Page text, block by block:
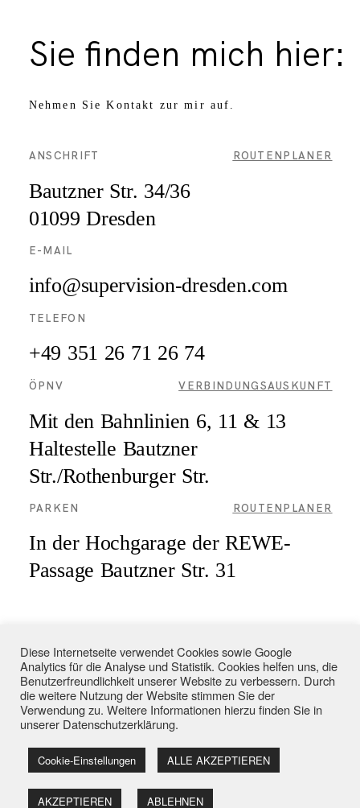
ÖPNV
ANSCHRIFT
Sie finden mich hier:
VERBINDUNGSAUSKUNFT
ROUTENPLANER
Mit den Bahnlinien 6, 11 & 13
Haltestelle Bautzner
Str./Rothenburger Str.
Bautzner Str. 34/36
01099 Dresden
Nehmen Sie Kontakt zur mir auf.
E-MAIL
moc.n
edser
d-noi
sivre
pus@o
fni
ROUTENPLANER
PARKEN
In der Hochgarage der REWE-
Passage Bautzner Str. 31
TELEFON
KONTAKTFORMULAR
+49 351 26 71 26 74
Andrea Franke - Praxis für Coaching & Supervision in Dresden
Impressum
Datenschutzerklärung
Diese Internetseite verwendet Cookies sowie Google
Analytics für die Analyse und Statistik. Cookies helfen uns, die
Benutzerfreundlichkeit unserer Website zu verbessern. Durch
die weitere Nutzung der Website stimmen Sie der
Verwendung zu. Weitere Informationen hierzu finden Sie in
unserer Datenschutzerklärung.
Cookie-Einstellungen ALLE AKZEPTIEREN
AKZEPTIEREN ABLEHNEN